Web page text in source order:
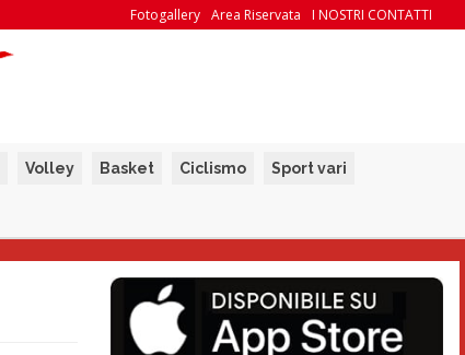
I NOSTRI CONTATTI
Area Riservata
Fotogallery
Volley Basket Ciclismo Sport vari